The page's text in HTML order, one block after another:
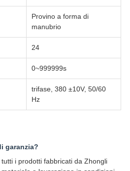
Provino a forma di
manubrio
24
0~999999s
trifase, 380 ±10V, 50/60
Hz
garanzia?
i prodotti fabbricati da Zhongli